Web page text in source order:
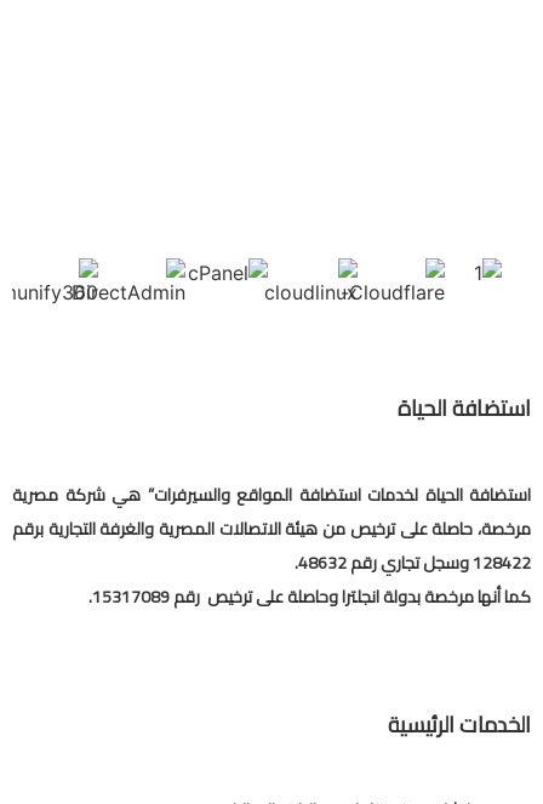
استضافة الحياة
استضافة الحياة لخدمات استضافة المواقع والسيرفرات” هي شركة مصرية
مرخصة، حاصلة على ترخيص من هيئة الاتصالات المصرية والغرفة التجارية برقم
128422 وسجل تجاري رقم 48632.
كما أنها مرخصة بدولة انجلترا وحاصلة على ترخيص رقم 15317089.
الخدمات الرئيسية